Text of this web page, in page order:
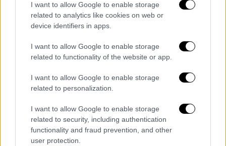
I want to allow Google to enable storage
related to analytics like cookies on web or
device identifiers in apps.
I want to allow Google to enable storage
related to functionality of the website or app.
I want to allow Google to enable storage
related to personalization.
I want to allow Google to enable storage
related to security, including authentication
functionality and fraud prevention, and other
user protection.
ερχόμενη εβδομάδα. Το είδος της έκδοσης
είναι ένα ακόμη στοίχημα καθώς στο τραπέζι
βρίσκονται διάφορα σενάρια όπως η έκδοση
15ετούς ομολόγου, ή ομολόγου μικρότερης
διάρκειας εάν κριθεί πως οι κινήσεις πρέπει
να είναι πιο προσεκτικές. Οι τελικές
αποφάσεις θα σταθμιστούν μέσα στις
την κατάσταση που θα διαμορφώνεται στις
αγορές.